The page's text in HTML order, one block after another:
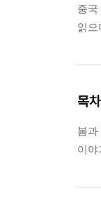
중
읽으
목차
봄과
이야